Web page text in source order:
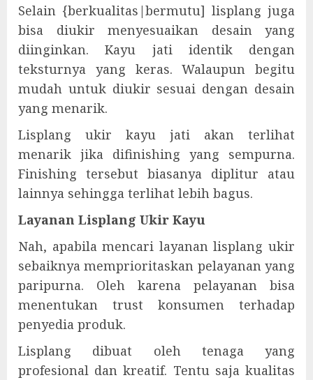
Selain {berkualitas|bermutu] lisplang juga
bisa diukir menyesuaikan desain yang
diinginkan. Kayu jati identik dengan
teksturnya yang keras. Walaupun begitu
mudah untuk diukir sesuai dengan desain
yang menarik.
Lisplang ukir kayu jati akan terlihat
menarik jika difinishing yang sempurna.
Finishing tersebut biasanya diplitur atau
lainnya sehingga terlihat lebih bagus.
Layanan Lisplang Ukir Kayu
Nah, apabila mencari layanan lisplang ukir
sebaiknya memprioritaskan pelayanan yang
paripurna. Oleh karena pelayanan bisa
menentukan trust konsumen terhadap
penyedia produk.
Lisplang dibuat oleh tenaga yang
profesional dan kreatif. Tentu saja kualitas